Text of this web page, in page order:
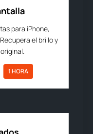
para iPhone,
el brillo y
1 HORA